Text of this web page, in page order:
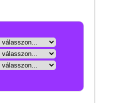
Futóbiciklik, rollerek
Gyerekszoba
Intelligens gyurma
Iskolaszerek
Kerti játékok